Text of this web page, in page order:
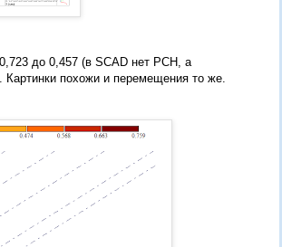
до 0,457 (в SCAD нет РСН, а
похожи и перемещения то же.